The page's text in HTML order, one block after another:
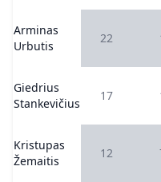
Arminas
Urbutis
22
Giedrius
Stankevičius
17
Kristupas
Žemaitis
12